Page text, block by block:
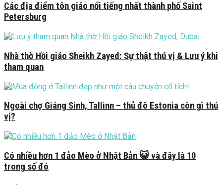
Các địa điểm tôn giáo nổi tiếng nhất thành phố Saint
Petersburg
Nhà thờ Hồi giáo Sheikh Zayed: Sự thật thú vị & Lưu ý khi
tham quan
Ngoài chợ Giáng Sinh, Tallinn – thủ đô Estonia còn gì thú
vị?
Có nhiều hơn 1 đảo Mèo ở Nhật Bản 😺 và đây là 10
trong số đó